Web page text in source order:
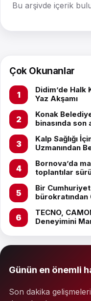
Bu arşivde içerik
Çok Okunanlar
Didim’de
Yaz Akşamı
Konak
binasında son
Kalp Sağlığı
Uzmanından
Bornova’da
toplantılar
Bir
TECNO,
Deneyimini
Günün en önemli
Son dakika